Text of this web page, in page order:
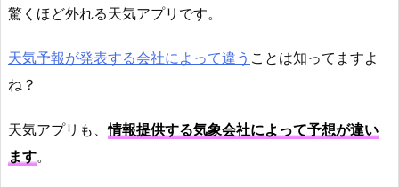
驚くほど外れる天気アプリです。
天気予報が発表する会社によって違う ことは知ってますよ
ね？
天気アプリも、情報提供する気象会社によって予想が違い
ます。